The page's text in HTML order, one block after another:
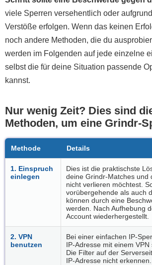
viele Sperren versehentlich oder
Verstöße erfolgen. Wenn das keinen
noch andere Methoden, die du
werden im Folgenden auf jede einzelne
selbst die für deine Situation passende
kannst.
Nur wenig Zeit? Dies sind
Methoden, um eine Grindr-
Methode Details
1. Einspruch
einlegen
Dies ist die praktischste
deine Grindr-Matches und
nicht verlieren möchtest.
vorübergehende als auch
können durch eine
werden. Nach Aufhebung
Account wiederhergestellt.
2. VPN
benutzen
Bei einer einfachen IP-
IP-Adresse mit einem VPN
Die Filter auf der
IP-Adresse nicht erkennen.